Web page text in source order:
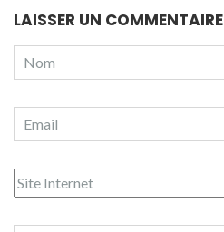
LAISSER UN COMMENTAIRE